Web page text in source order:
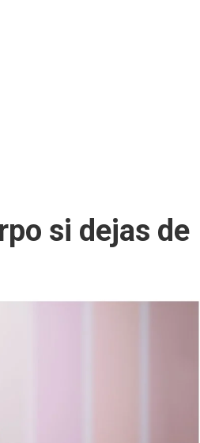
si dejas de